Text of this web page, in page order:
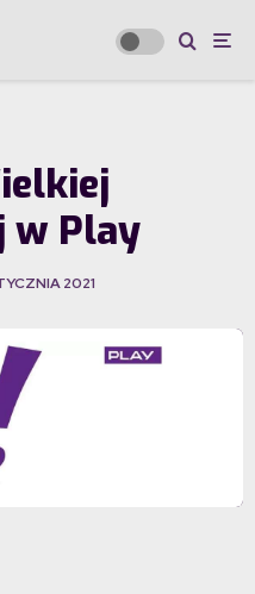
w Play
2021